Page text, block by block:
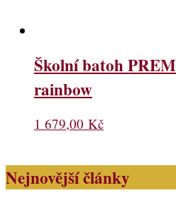
Školní batoh
rainbow
1 679,00 Kč
Nejnovější články